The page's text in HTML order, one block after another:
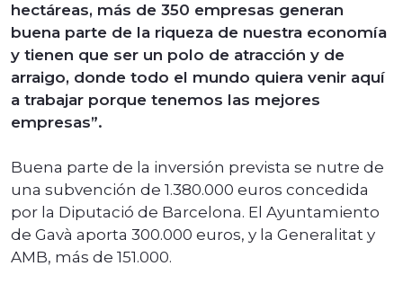
hectáreas, más de 350 empresas generan
buena parte de la riqueza de nuestra economía
y tienen que ser un polo de atracción y de
arraigo, donde todo el mundo quiera venir aquí
a trabajar porque tenemos las mejores
empresas”.
Buena parte de la inversión prevista se nutre de
una subvención de 1.380.000 euros concedida
por la Diputació de Barcelona. El Ayuntamiento
de Gavà aporta 300.000 euros, y la Generalitat y
AMB, más de 151.000.